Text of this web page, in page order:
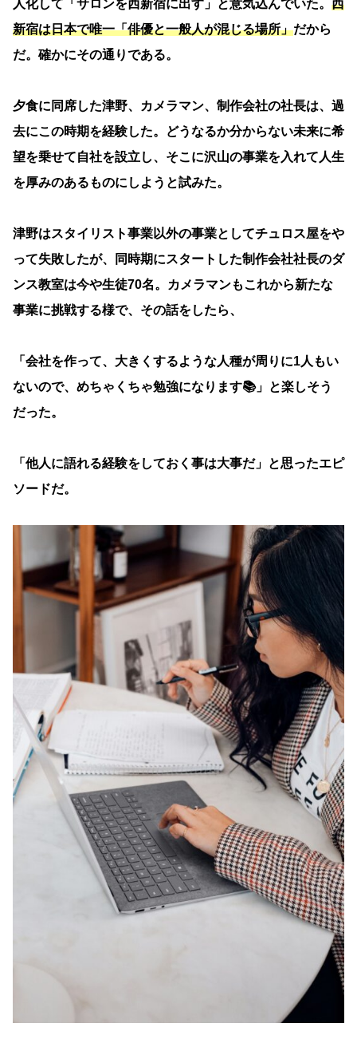
人化して「サロンを西新宿に出す」と意気込んでいた。 西
新宿は日本で唯一「俳優と一般人が混じる場所」だから
だ。確かにその通りである。
夕食に同席した津野、カメラマン、制作会社の社長は、過
去にこの時期を経験した。どうなるか分からない未来に希
望を乗せて自社を設立し、そこに沢山の事業を入れて人生
を厚みのあるものにしようと試みた。
津野はスタイリスト事業以外の事業としてチュロス屋をや
って失敗したが、同時期にスタートした制作会社社長のダ
ンス教室は今や生徒70名。カメラマンもこれから新たな
事業に挑戦する様で、その話をしたら、
「会社を作って、大きくするような人種が周りに1人もい
ないので、めちゃくちゃ勉強になります📚」と楽しそう
だった。
「他人に語れる経験をしておく事は大事だ」と思ったエピ
ソードだ。